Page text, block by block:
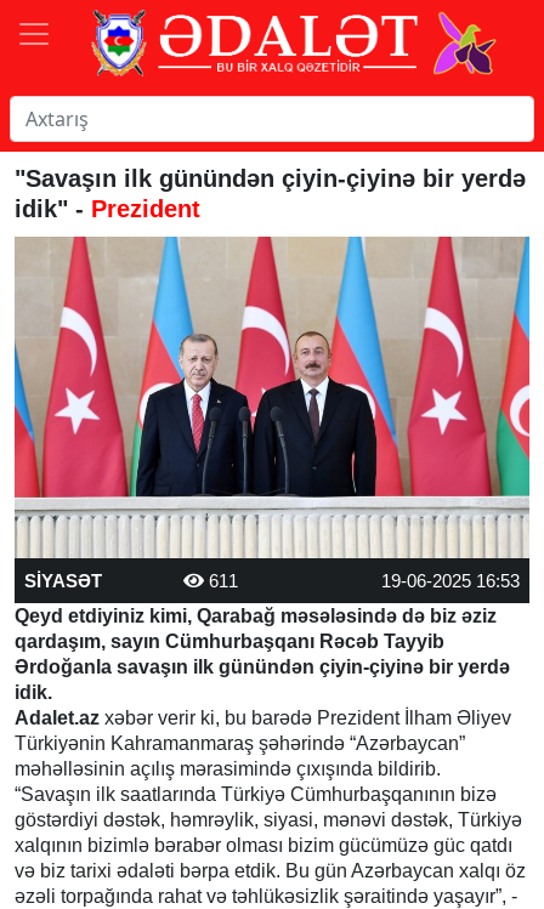
"Savaşın ilk günündən çiyin-çiyinə bir yerdə
idik" - Prezident
SİYASƏT 611
19-06-2025 16:53
Qeyd etdiyiniz kimi, Qarabağ məsələsində də biz əziz
qardaşım, sayın Cümhurbaşqanı Rəcəb Tayyib
Ərdoğanla savaşın ilk günündən çiyin-çiyinə bir yerdə
idik.
Adalet.az xəbər verir ki, bu barədə Prezident İlham Əliyev
Türkiyənin Kahramanmaraş şəhərində “Azərbaycan”
məhəlləsinin açılış mərasimində çıxışında bildirib.
“Savaşın ilk saatlarında Türkiyə Cümhurbaşqanının bizə
göstərdiyi dəstək, həmrəylik, siyasi, mənəvi dəstək, Türkiyə
xalqının bizimlə bərabər olması bizim gücümüzə güc qatdı
və biz tarixi ədaləti bərpa etdik. Bu gün Azərbaycan xalqı öz
əzəli torpağında rahat və təhlükəsizlik şəraitində yaşayır”, -